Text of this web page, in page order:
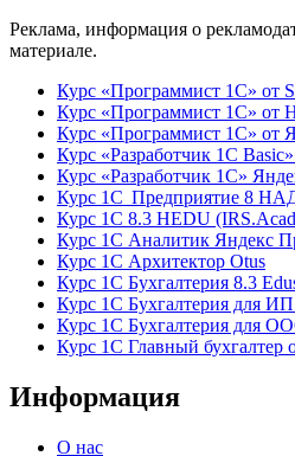
Реклама, информация о
материале.
Курс «Программист 1С» от
Курс «Программист 1С» от
Курс «Программист 1С» от
Курс «Разработчик 1С
Курс «Разработчик 1С»
Курс 1С Предприятие 8
Курс 1С 8.3 HEDU
Курс 1С Аналитик Яндекс
Курс 1С Архитектор Otus
Курс 1С Бухгалтерия 8.3
Курс 1С Бухгалтерия для
Курс 1С Бухгалтерия для
Курс 1С Главный бухгалтер
Информация
О нас